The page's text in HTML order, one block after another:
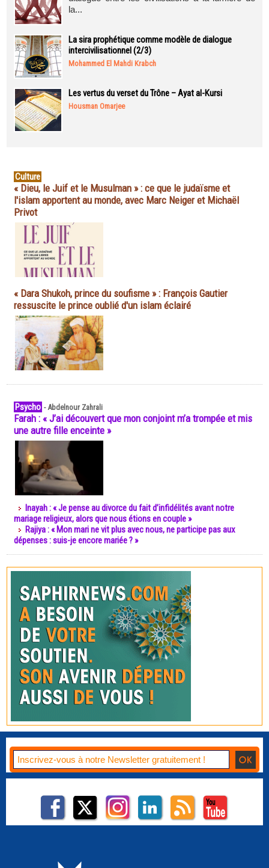
la...
La sira prophétique comme modèle de dialogue
intercivilisationnel (2/3)
Mohammed El Mahdi Krabch
Les vertus du verset du Trône – Ayat al-Kursi
Housman Omarjee
Culture
« Dieu, le Juif et le Musulman » : ce que le judaïsme et
l'islam apportent au monde, avec Marc Neiger et Michaël
Privot
« Dara Shukoh, prince du soufisme » : François Gautier
ressuscite le prince oublié d'un islam éclairé
Psycho -Abdelnour Zahrali
Farah : « J’ai découvert que mon conjoint m’a trompée et mis
une autre fille enceinte »
Inayah : « Je pense au divorce du fait d’infidélités avant notre
mariage religieux, alors que nous étions en couple »
Rajiya : « Mon mari ne vit plus avec nous, ne participe pas aux
dépenses : suis-je encore mariée ? »